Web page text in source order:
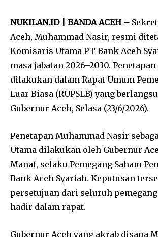
NUKILAN.ID | BANDA ACEH –
Aceh, Muhammad Nasir, resmi
Komisaris Utama PT Bank Aceh
masa jabatan 2026–2030.
dilakukan dalam Rapat Umum
Luar Biasa (RUPSLB) yang
Gubernur Aceh, Selasa (23/6/2026).
Penetapan Muhammad Nasir
Utama dilakukan oleh Gubernur
Manaf, selaku Pemegang Saham
Bank Aceh Syariah. Keputusan
persetujuan dari seluruh
hadir dalam rapat.
Gubernur Aceh yang akrab disapa